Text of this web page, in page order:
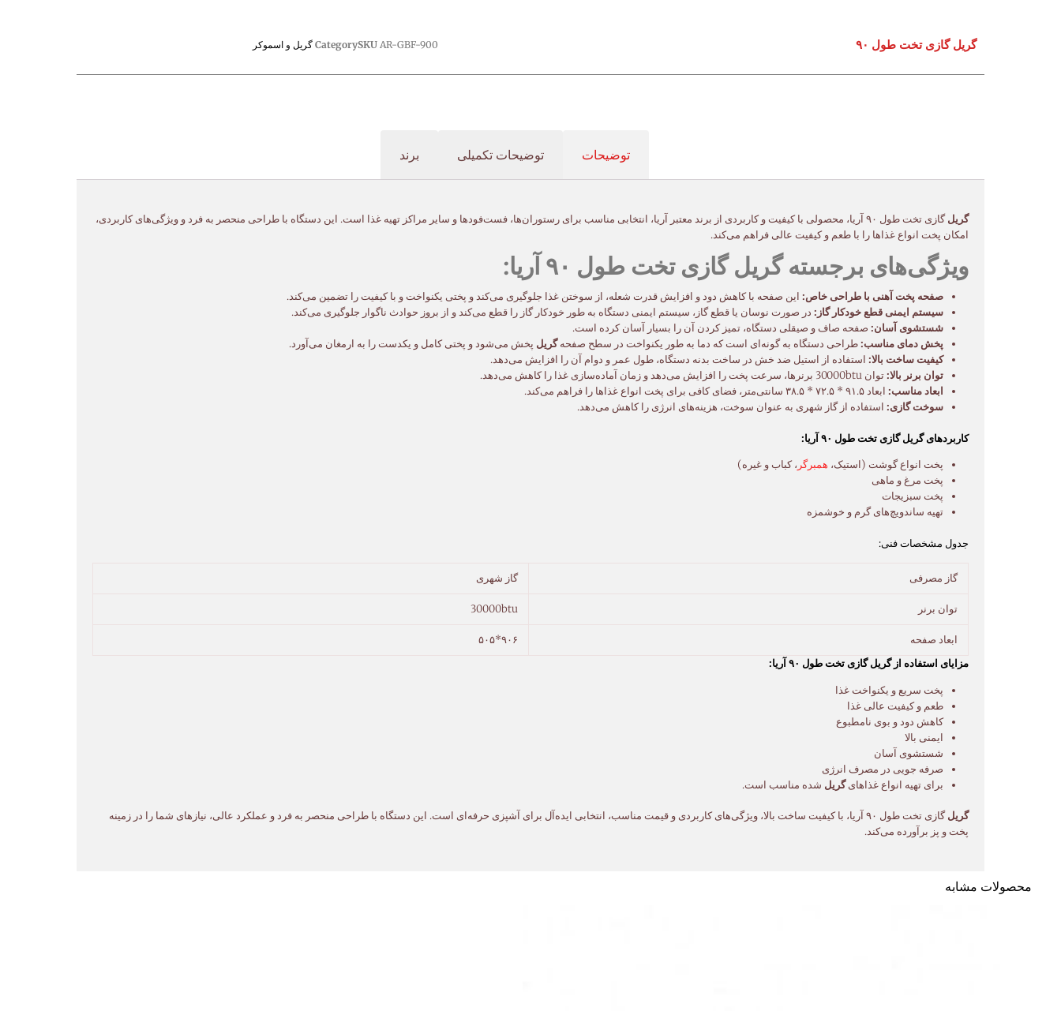
گریل گازی تخت طول ۹۰ SKU AR-GBF-900
Category گریل و اسموکر
توضیحات توضیحات تکمیلی برند
گریل
گازی تخت طول ۹۰ آریا، محصولی با کیفیت و کاربردی از برند معتبر آریا، انتخابی مناسب برای رستوران‌ها، فست‌فودها و سایر مراکز تهیه غذا است. این دستگاه با طراحی منحصر به فرد و ویژگی‌های کاربردی،
امکان پخت انواع غذاها را با طعم و کیفیت عالی فراهم می‌کند.
ویژگی‌های برجسته گریل گازی تخت طول ۹۰ آریا:
صفحه پخت آهنی با طراحی خاص: این صفحه با کاهش دود و افزایش قدرت شعله، از سوختن غذا جلوگیری می‌کند و پختی یکنواخت و با کیفیت را تضمین می‌کند.
سیستم ایمنی قطع خودکار گاز: در صورت نوسان یا قطع گاز، سیستم ایمنی دستگاه به طور خودکار گاز را قطع می‌کند و از بروز حوادث ناگوار جلوگیری می‌کند.
شستشوی آسان: صفحه صاف و صیقلی دستگاه، تمیز کردن آن را بسیار آسان کرده است.
پخش دمای مناسب:طراحی دستگاه به گونه‌ای است که دما به طور یکنواخت در سطح صفحهگریل پخش می‌شود و پختی کامل و یکدست را به ارمغان می‌آورد.
کیفیت ساخت بالا: استفاده از استیل ضد خش در ساخت بدنه دستگاه، طول عمر و دوام آن را افزایش می‌دهد.
توان برنر بالا:توان 30000btu برنرها، سرعت پخت را افزایش می‌دهد و زمان آماده‌سازی غذا را کاهش می‌دهد.
ابعاد مناسب: ابعاد ۹۱.۵ * ۷۲.۵ * ۳۸.۵ سانتی‌متر، فضای کافی برای پخت انواع غذاها را فراهم می‌کند.
سوخت گازی: استفاده از گاز شهری به عنوان سوخت، هزینه‌های انرژی را کاهش می‌دهد.
کاربردهای گریل گازی تخت طول ۹۰ آریا:
پخت انواع گوشت (استیک، همبرگر ، کباب و غیره)
پخت مرغ و ماهی
پخت سبزیجات
تهیه ساندویچ‌های گرم و خوشمزه
جدول مشخصات فنی:
گاز مصرفی گاز شهری
توان برنر 30000btu
ابعاد صفحه
۹۰۶*۵۰۵
مزایای استفاده از گریل گازی تخت طول ۹۰ آریا:
پخت سریع و یکنواخت غذا
طعم و کیفیت عالی غذا
کاهش دود و بوی نامطبوع
ایمنی بالا
شستشوی آسان
صرفه جویی در مصرف انرژی
برای تهیه انواع غذاهایگریل شده مناسب است.
گریل
گازی تخت طول ۹۰ آریا، با کیفیت ساخت بالا، ویژگی‌های کاربردی و قیمت مناسب، انتخابی ایده‌آل برای آشپزی حرفه‌ای است. این دستگاه با طراحی منحصر به فرد و عملکرد عالی، نیازهای شما را در زمینه
پخت و پز برآورده می‌کند.
محصولات مشابه